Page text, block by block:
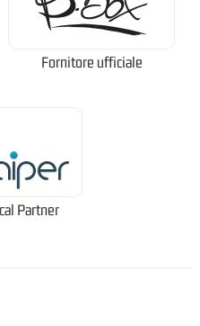
Fornitore ufficiale
Partner